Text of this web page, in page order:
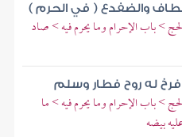
والضفدع ( في الحرم )
> باب الإحرام وما يحرم فيه > صاد
له روح فطار وسلم
> باب الإحرام وما يحرم فيه > ما
بيضه